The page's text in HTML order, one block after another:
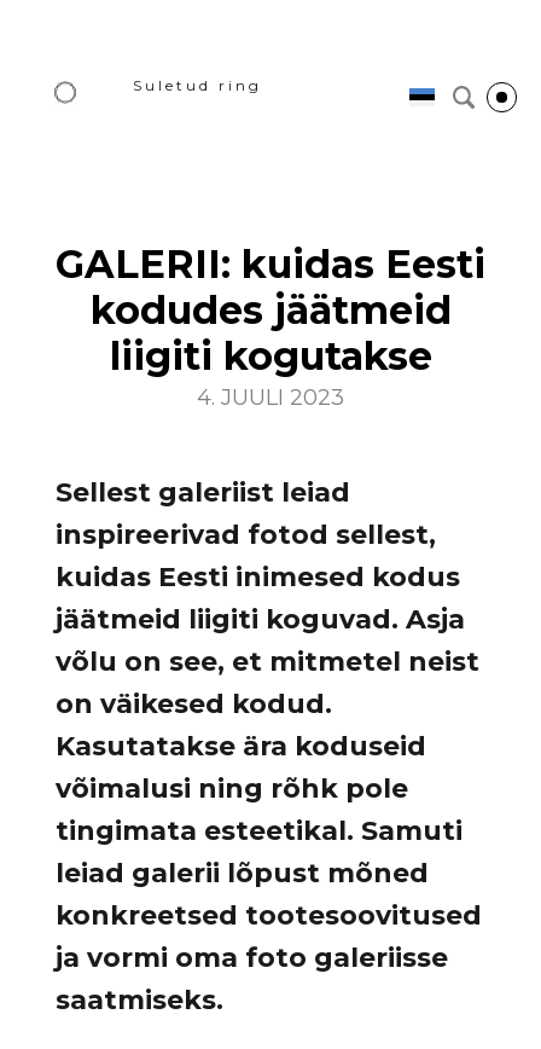
Suletud ring
GALERII: kuidas Eesti
kodudes jäätmeid
liigiti kogutakse
4. JUULI 2023
Sellest galeriist leiad
inspireerivad fotod sellest,
kuidas Eesti inimesed kodus
jäätmeid liigiti koguvad. Asja
võlu on see, et mitmetel neist
on väikesed kodud.
Kasutatakse ära koduseid
võimalusi ning rõhk pole
tingimata esteetikal. Samuti
leiad galerii lõpust mõned
konkreetsed tootesoovitused
ja vormi oma foto galeriisse
saatmiseks.